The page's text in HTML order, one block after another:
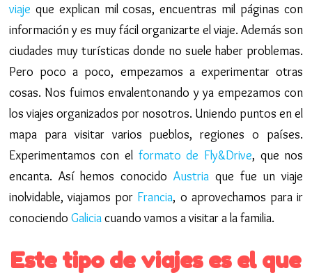
viaje que explican mil cosas, encuentras mil páginas con
información y es muy fácil organizarte el viaje. Además son
ciudades muy turísticas donde no suele haber problemas.
Pero poco a poco, empezamos a experimentar otras
cosas. Nos fuimos envalentonando y ya empezamos con
los viajes organizados por nosotros. Uniendo puntos en el
mapa para visitar varios pueblos, regiones o países.
Experimentamos con el formato de Fly&Drive, que nos
encanta. Así hemos conocido Austria que fue un viaje
inolvidable, viajamos por Francia, o aprovechamos para ir
conociendo Galiciacuando vamos a visitar a la familia.
Este tipo de viajes es el que